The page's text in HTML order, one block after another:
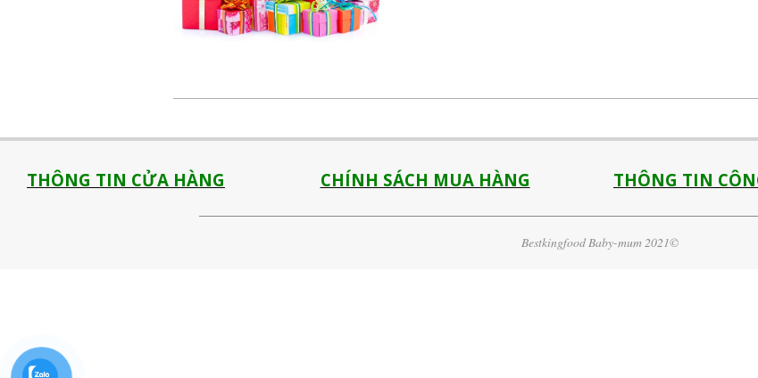
08-
THÔNG TIN CỬA HÀNG CHÍNH SÁCH MUA HÀNG THÔNG TIN
Bestkingfood Baby-mum 2021©